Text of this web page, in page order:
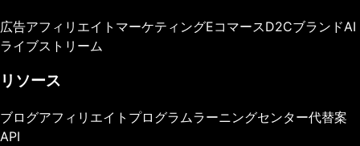
広告アフィリエイトマーケティングEコマースD2CブランドAI
ライブストリーム
リソース
ブログアフィリエイトプログラムラーニングセンター代替案
API